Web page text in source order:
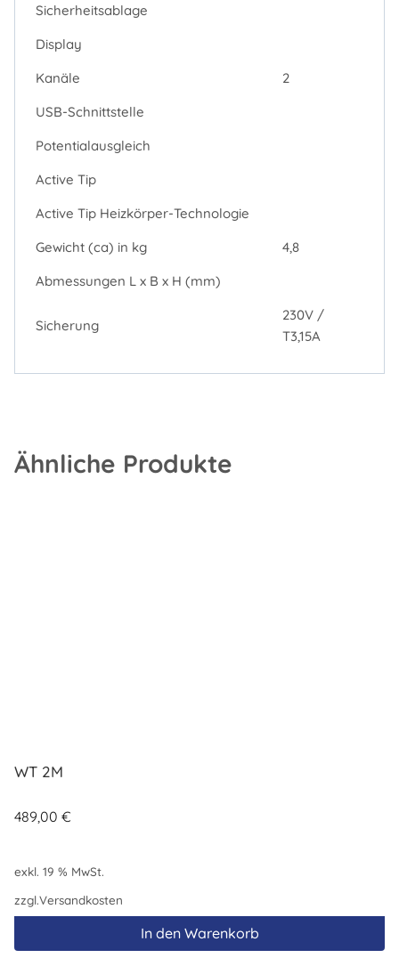
Sicherheitsablage
Display
Kanäle
2
USB-Schnittstelle
Potentialausgleich
Active Tip
Active Tip Heizkörper-Technologie
Gewicht (ca) in kg
4,8
Abmessungen L x B x H (mm)
Sicherung
230V /
T3,15A
Ähnliche Produkte
WT 2M
489,00 €
exkl. 19 % MwSt.
zzgl.Versandkosten
In den Warenkorb